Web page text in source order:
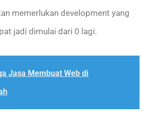
memerlukan development yang
jadi dimulai dari 0 lagi.
Jasa Membuat Web di